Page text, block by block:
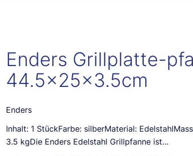
Enders Grillplatte-
44.5x25x3.5cm
Enders
Inhalt: 1 StückFarbe: silberMaterial:
3.5 kgDie Enders Edelstahl Grillpfanne ist…